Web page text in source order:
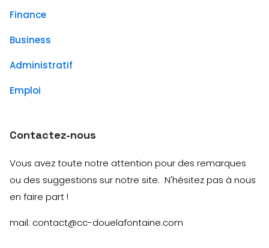
Finance
Business
Administratif
Emploi
Contactez-nous
Vous avez toute notre attention pour des remarques
ou des suggestions sur notre site. N'hésitez pas à nous
en faire part !
mail: contact@cc-douelafontaine.com